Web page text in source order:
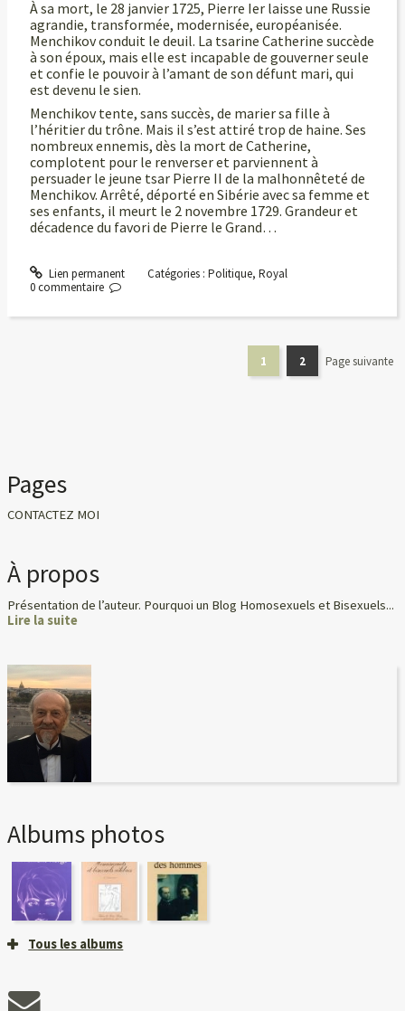
À sa mort, le 28 janvier 1725, Pierre Ier laisse une Russie
agrandie, transformée, modernisée, européanisée.
Menchikov conduit le deuil. La tsarine Catherine succède
à son époux, mais elle est incapable de gouverner seule
et confie le pouvoir à l’amant de son défunt mari, qui
est devenu le sien.
Menchikov tente, sans succès, de marier sa fille à
l’héritier du trône. Mais il s’est attiré trop de haine. Ses
nombreux ennemis, dès la mort de Catherine,
complotent pour le renverser et parviennent à
persuader le jeune tsar Pierre II de la malhonnêteté de
Menchikov. Arrêté, déporté en Sibérie avec sa femme et
ses enfants, il meurt le 2 novembre 1729. Grandeur et
décadence du favori de Pierre le Grand…
Lien permanent Catégories : Politique, Royal
0 commentaire
1 2 Page suivante
Pages
CONTACTEZ MOI
À propos
Présentation de l’auteur. Pourquoi un Blog Homosexuels et Bisexuels...
Lire la suite
Albums photos
Tous les albums